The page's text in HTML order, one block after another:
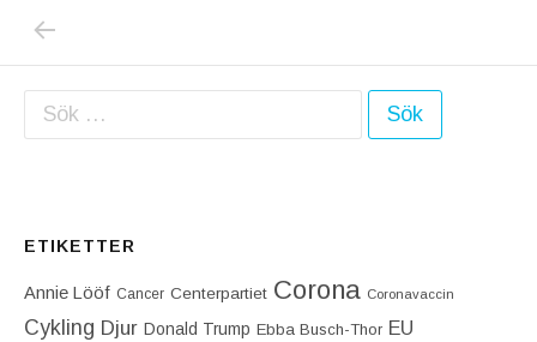
Inläggsnavigering
Sök efter:
ETIKETTER
Annie Lööf Cancer Centerpartiet‎ Corona Coronavaccin
Cykling Djur Donald Trump Ebba Busch-Thor EU